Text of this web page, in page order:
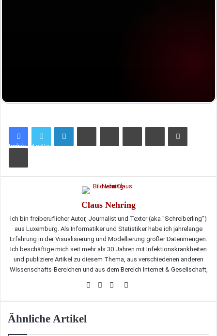
Facebook Twitter
LinkedInTumblr PinterestReddit VKontakteTeile per E-Mail
Drucken
Claus Nehring
Ich bin freiberuflicher Autor, Journalist und Texter (aka "Schreiberling")
aus Luxemburg. Als Informatiker und Statistiker habe ich jahrelange
Erfahrung in der Visualisierung und Modellierung großer Datenmengen.
Ich beschäftige mich seit mehr als 30 Jahren mit Infektionskrankheiten
und publiziere Artikel zu diesem Thema, aus verschiedenen anderen
Wissenschafts-Bereichen und aus dem Bereich Internet & Gesellschaft,
Webseite
Facebook
Twitter
LinkedIn
Ähnliche Artikel